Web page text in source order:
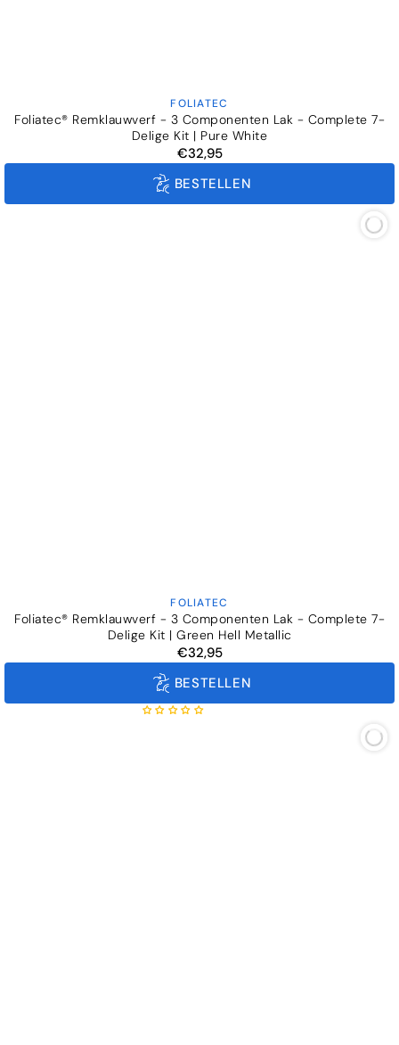
Verkoper:
FOLIATEC
Foliatec® Remklauwverf - 3 Componenten Lak - Complete 7-
Delige Kit | Pure White
Normale
€32,95
BESTELLEN
Verkoper:
FOLIATEC
Foliatec® Remklauwverf - 3 Componenten Lak - Complete 7-
Delige Kit | Green Hell Metallic
Normale
€32,95
BESTELLEN